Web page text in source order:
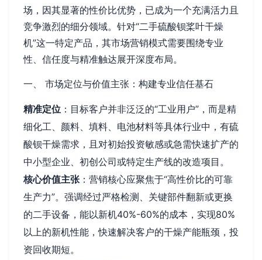
场，因其显著的性价比优势，已成为一个充满活力且
竞争激烈的细分领域。针对“二手硫酸钡桨叶干燥
机”这一特定产品，其市场营销模式需要围绕专业
性、信任度与精准触达展开深度布局。
一、 市场定位与价值主张：构建专业信任基石
精准定位 ：目标客户并非泛泛的“工业用户”，而是精
细化工、颜料、填料、电池材料等具体行业中，有硫
酸钡干燥需求，且对初始投资敏感或急需快速扩产的
中小型企业、初创公司或特定生产线的改造项目。
核心价值主张：营销核心应聚焦于“高性价比的可靠
生产力”。强调经过严格检测、关键部件翻新或更换
的二手设备，能以新机40%-60%的成本，实现80%
以上的新机性能，快速解决客户的干燥产能瓶颈，投
资回收期短。